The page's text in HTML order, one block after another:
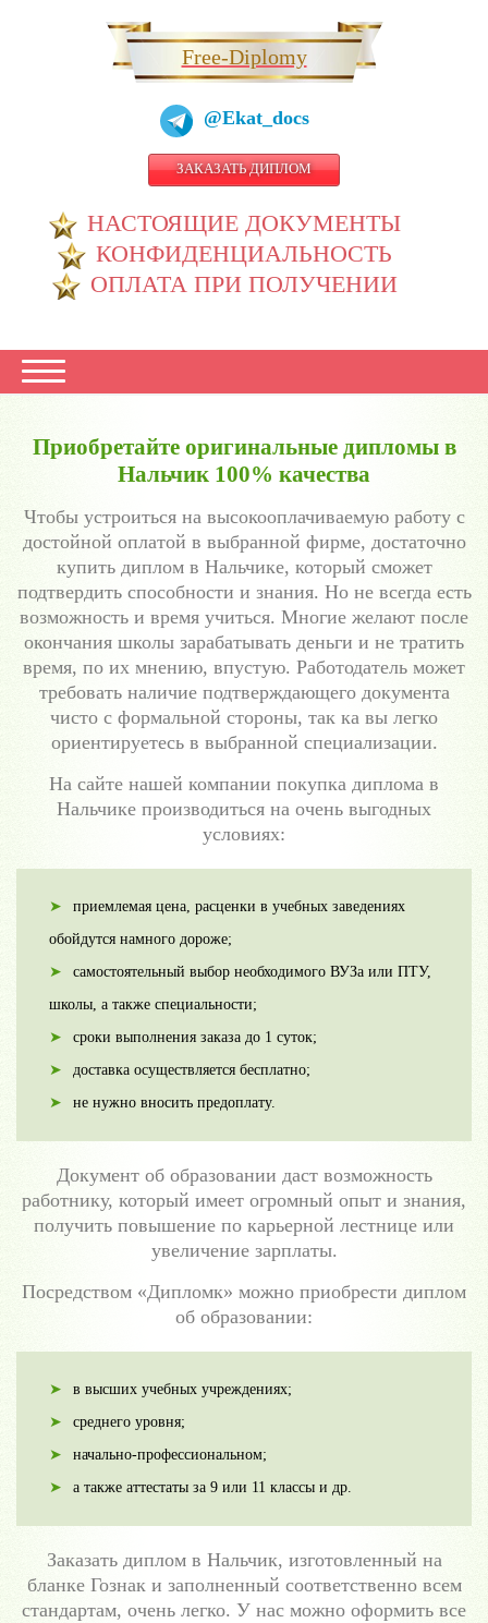
Free-Diplomy
@Ekat_docs
ЗАКАЗАТЬ ДИПЛОМ
НАСТОЯЩИЕ ДОКУМЕНТЫ
КОНФИДЕНЦИАЛЬНОСТЬ
ОПЛАТА ПРИ ПОЛУЧЕНИИ
Приобретайте оригинальные дипломы в
Нальчик 100% качества
Чтобы устроиться на высокооплачиваемую работу с
достойной оплатой в выбранной фирме, достаточно
купить диплом в Нальчике, который сможет
подтвердить способности и знания. Но не всегда есть
возможность и время учиться. Многие желают после
окончания школы зарабатывать деньги и не тратить
время, по их мнению, впустую. Работодатель может
требовать наличие подтверждающего документа
чисто с формальной стороны, так ка вы легко
ориентируетесь в выбранной специализации.
На сайте нашей компании покупка диплома в
Нальчике производиться на очень выгодных
условиях:
приемлемая цена, расценки в учебных заведениях
обойдутся намного дороже;
самостоятельный выбор необходимого ВУЗа или ПТУ,
школы, а также специальности;
сроки выполнения заказа до 1 суток;
доставка осуществляется бесплатно;
не нужно вносить предоплату.
Документ об образовании даст возможность
работнику, который имеет огромный опыт и знания,
получить повышение по карьерной лестнице или
увеличение зарплаты.
Посредством «Дипломк» можно приобрести диплом
об образовании:
в высших учебных учреждениях;
среднего уровня;
начально-профессиональном;
а также аттестаты за 9 или 11 классы и др.
Заказать диплом в Нальчик, изготовленный на
бланке Гознак и заполненный соответственно всем
стандартам, очень легко. У нас можно оформить все